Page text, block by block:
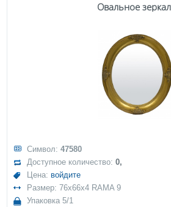
Овальное
Символ:47580
Доступное количество:0,
Цена: войдите
Размер: 76x66x4 RAMA 9
Упаковка 5/1